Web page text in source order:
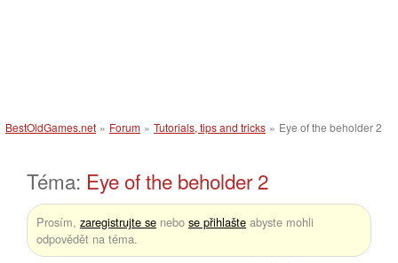
BestOldGames.net » Forum » Tutorials, tips and tricks » Eye of the beholder 2
Téma: Eye of the beholder 2
Prosím, zaregistrujte se nebo se přihlašte abyste mohli
odpovědět na téma.